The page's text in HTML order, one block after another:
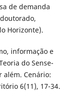
de demanda
Horizonte).
informação e
do Sense-
além. Cenário:
6(11), 17-34.